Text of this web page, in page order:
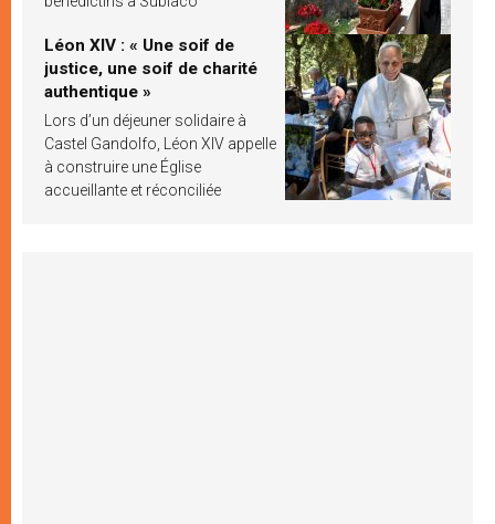
Léon XIV : « Une soif de
justice, une soif de charité
authentique »
Lors d’un déjeuner solidaire à
Castel Gandolfo, Léon XIV appelle
à construire une Église
accueillante et réconciliée